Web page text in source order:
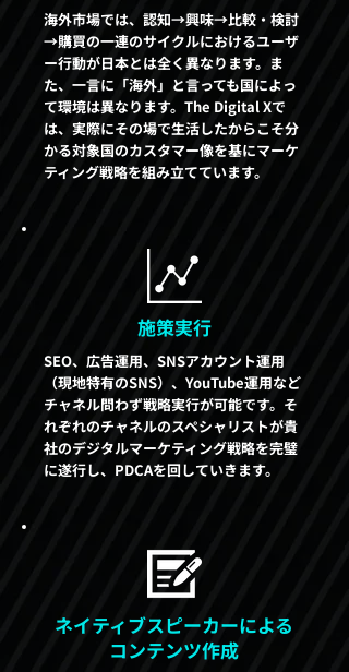
海外市場では、認知→興味→比較・検討
→購買の一連のサイクルにおけるユーザ
ー行動が日本とは全く異なります。ま
た、一言に「海外」と言っても国によっ
て環境は異なります。The Digital Xで
は、実際にその場で生活したからこそ分
かる対象国のカスタマー像を基にマーケ
ティング戦略を組み立てています。
施策実行
SEO、広告運用、SNSアカウント運用
（現地特有のSNS）、YouTube運用など
チャネル問わず戦略実行が可能です。そ
れぞれのチャネルのスペシャリストが貴
社のデジタルマーケティング戦略を完璧
に遂行し、PDCAを回していきます。
ネイティブスピーカーによる
コンテンツ作成